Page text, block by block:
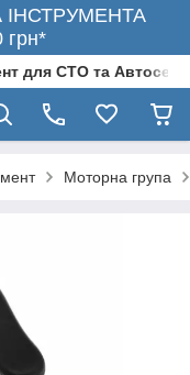
грн*
для СТО та
Моторна група